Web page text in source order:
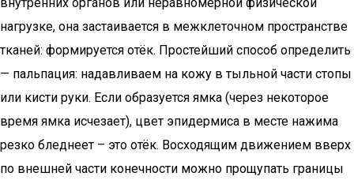
нагрузке, она застаивается в межклеточном пространстве
тканей: формируется отёк. Простейший способ определить
— пальпация: надавливаем на кожу в тыльной части стопы
или кисти руки. Если образуется ямка (через некоторое
время ямка исчезает), цвет эпидермиса в месте нажима
резко бледнеет – это отёк. Восходящим движением вверх
по внешней части конечности можно прощупать границы